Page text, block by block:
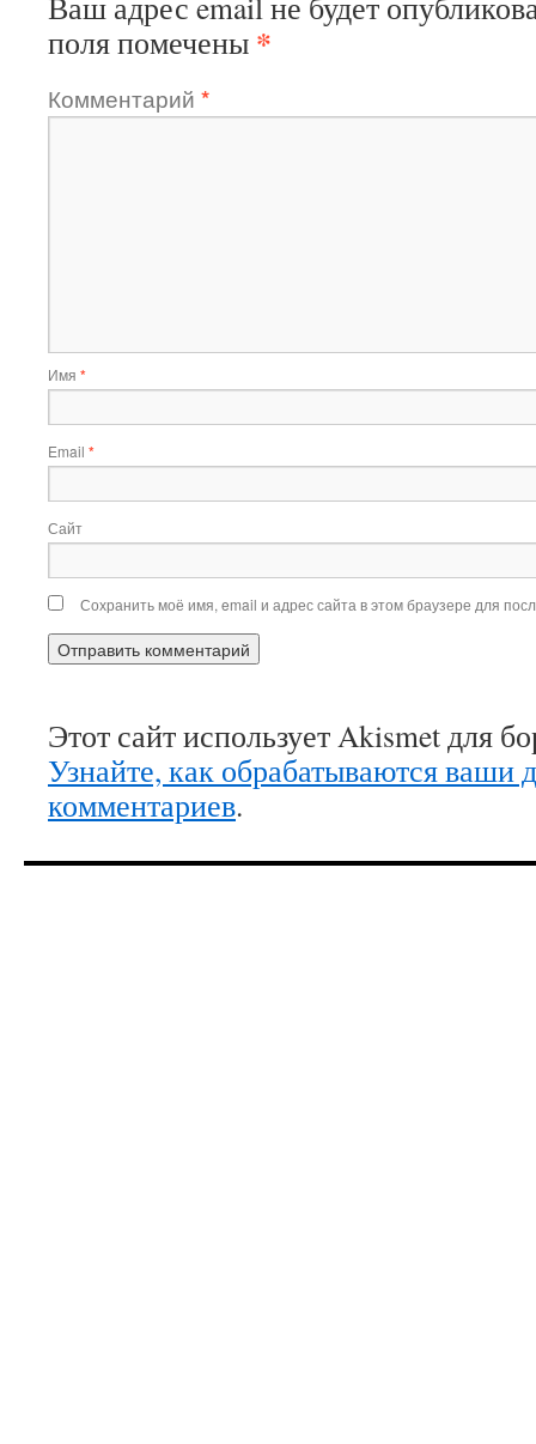
поля помечены *
Комментарий *
Имя *
Email *
Сайт
Сохранить моё имя, email и адрес сайта в этом браузере для
Этот сайт использует Akismet для
Узнайте, как обрабатываются ваши
комментариев.